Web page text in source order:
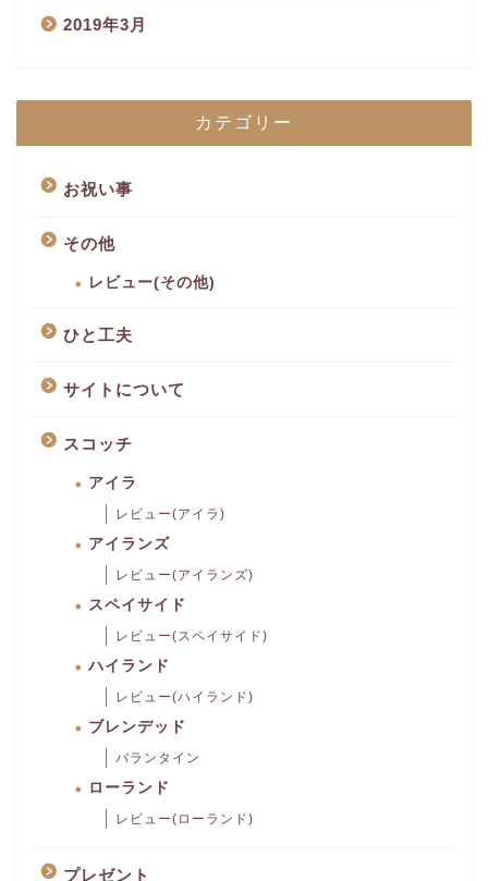
2019年3月
カテゴリー
お祝い事
その他
レビュー(その他)
ひと工夫
サイトについて
スコッチ
アイラ
レビュー(アイラ)
アイランズ
レビュー(アイランズ)
スペイサイド
レビュー(スペイサイド)
ハイランド
レビュー(ハイランド)
ブレンデッド
バランタイン
ローランド
レビュー(ローランド)
プレゼント